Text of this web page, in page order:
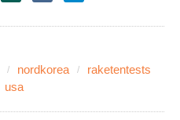
nordkorea
raketentests
usa